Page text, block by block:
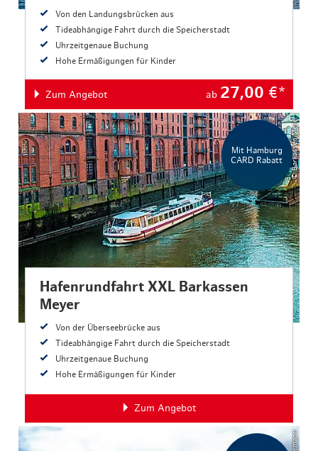
Von den Landungsbrücken aus
Tideabhängige Fahrt durch die Speicherstadt
Uhrzeitgenaue Buchung
Hohe Ermäßigungen für Kinder
Zum Angebot ab 27,00 €*
Mit Hamburg
CARD Rabatt
© Barkassen Meyer
Hafenrundfahrt XXL Barkassen
Meyer
Von der Überseebrücke aus
Tideabhängige Fahrt durch die Speicherstadt
Uhrzeitgenaue Buchung
Hohe Ermäßigungen für Kinder
Zum Angebot